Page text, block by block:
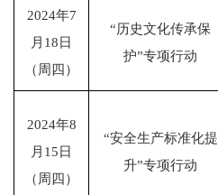
2024年7
月 18日
（周四）
“历史文化传承保
护”专项行动
2024年8
月 15日
（周四）
“安全生产标准化提
升”专项行动